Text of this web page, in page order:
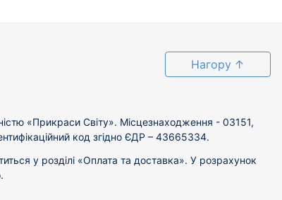
Нагору ↑
«Прикраси Світу». Місцезнаходження - 03151,
код згідно ЄДР – 43665334.
у розділі «Оплата та доставка». У розрахунок